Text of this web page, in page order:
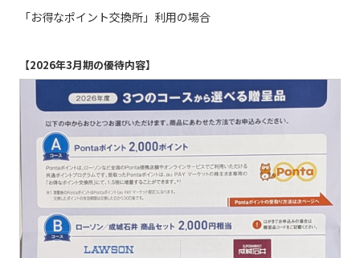
「お得なポイント交換所」利用の場合
【2026年3月期の優待内容】